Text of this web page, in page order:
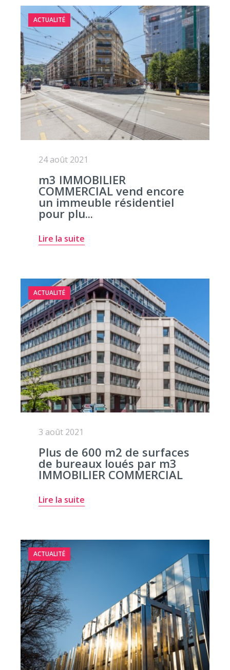
ACTUALITÉ
24 août 2021
m3 IMMOBILIER
COMMERCIAL vend encore
un immeuble résidentiel
pour plu...
Lire la suite
ACTUALITÉ
3 août 2021
Plus de 600 m2 de surfaces
de bureaux loués par m3
IMMOBILIER COMMERCIAL
Lire la suite
ACTUALITÉ